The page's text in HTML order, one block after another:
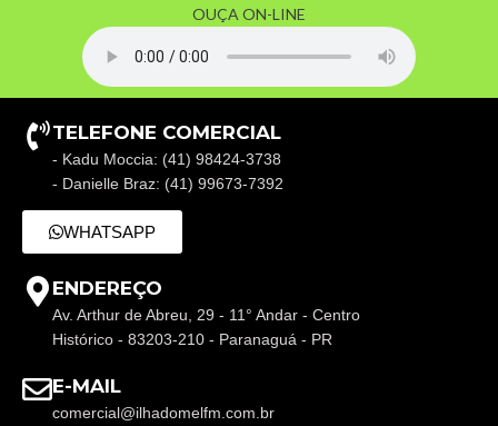
OUÇA ON-LINE
TELEFONE COMERCIAL
- Kadu Moccia: (41) 98424-3738
- Danielle Braz: (41) 99673-7392
WHATSAPP
ENDEREÇO
Av. Arthur de Abreu, 29 - 11° Andar - Centro
Histórico - 83203-210 - Paranaguá - PR
E-MAIL
comercial@ilhadomelfm.com.br